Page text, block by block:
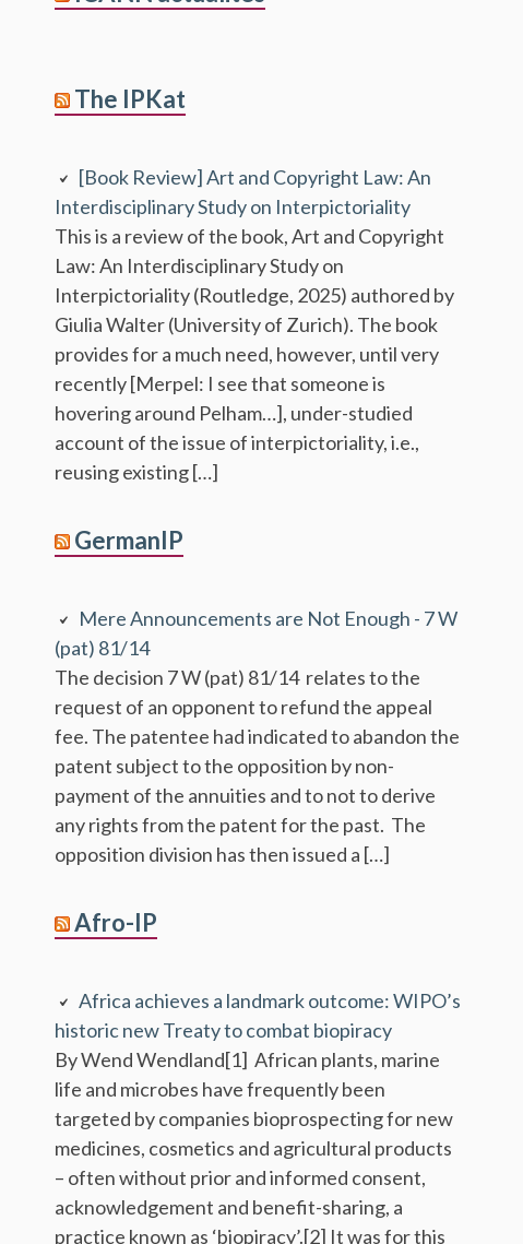
The IPKat
[Book Review] Art and Copyright Law: An
Interdisciplinary Study on Interpictoriality
This is a review of the book, Art and Copyright
Law: An Interdisciplinary Study on
Interpictoriality (Routledge, 2025) authored by
Giulia Walter (University of Zurich). The book
provides for a much need, however, until very
recently [Merpel: I see that someone is
hovering around Pelham…], under-studied
account of the issue of interpictoriality, i.e.,
reusing existing […]
GermanIP
Mere Announcements are Not Enough - 7 W
(pat) 81/14
The decision 7 W (pat) 81/14 relates to the
request of an opponent to refund the appeal
fee. The patentee had indicated to abandon the
patent subject to the opposition by non-
payment of the annuities and to not to derive
any rights from the patent for the past. The
opposition division has then issued a […]
Afro-IP
Africa achieves a landmark outcome: WIPO’s
historic new Treaty to combat biopiracy
By Wend Wendland[1] African plants, marine
life and microbes have frequently been
targeted by companies bioprospecting for new
medicines, cosmetics and agricultural products
– often without prior and informed consent,
acknowledgement and benefit-sharing, a
practice known as ‘biopiracy’.[2] It was for this